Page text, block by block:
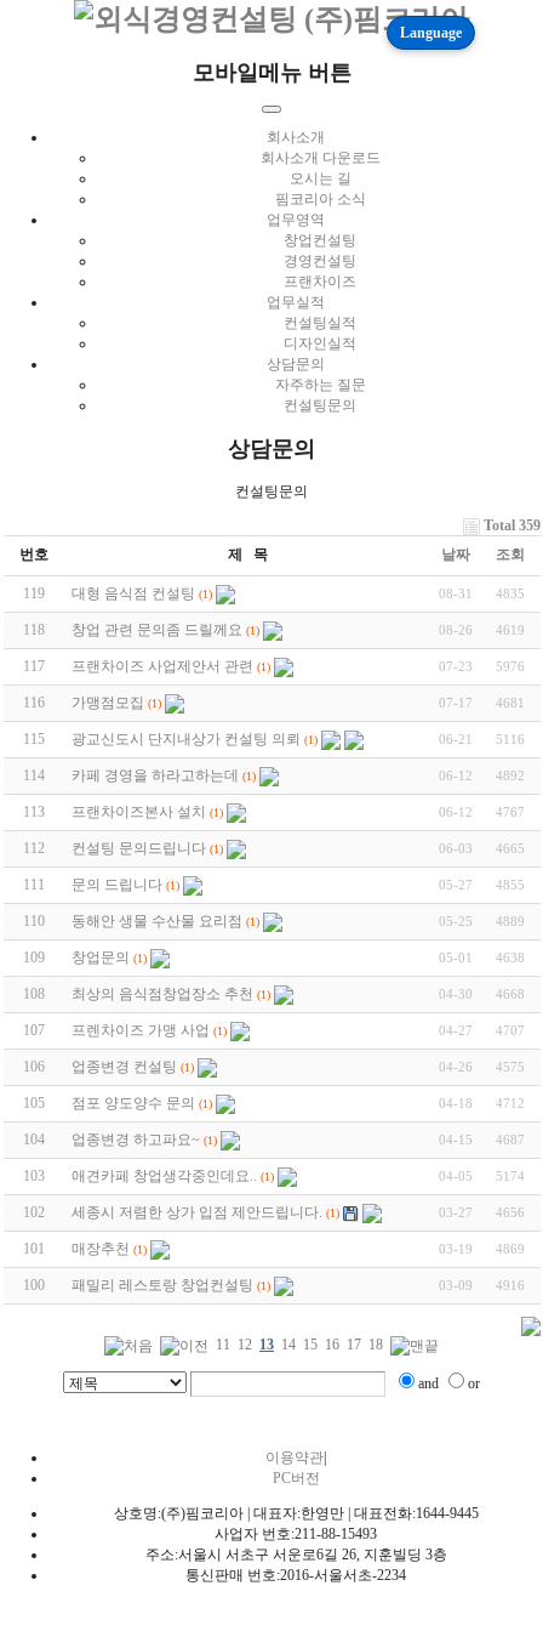
Language
모바일메뉴 버튼
회사소개
회사소개 다운로드
오시는 길
핌코리아 소식
업무영역
창업컨설팅
경영컨설팅
프랜차이즈
업무실적
컨설팅실적
디자인실적
상담문의
자주하는 질문
컨설팅문의
상담문의
컨설팅문의
Total 359
번호
제 목 날짜 조회
119 대형 음식점 컨설팅 (1) 08-31 4835
118 창업 관련 문의좀 드릴께요 (1) 08-26 4619
117 프랜차이즈 사업제안서 관련 (1) 07-23 5976
116 가맹점모집 (1) 07-17 4681
115 광교신도시 단지내상가 컨설팅 의뢰 (1) 06-21 5116
114 카페 경영을 하라고하는데 (1) 06-12 4892
113 프랜차이즈본사 설치 (1) 06-12 4767
112 컨설팅 문의드립니다 (1) 06-03 4665
111 문의 드립니다 (1) 05-27 4855
110 동해안 생물 수산물 요리점 (1) 05-25 4889
109 창업문의 (1) 05-01 4638
108 최상의 음식점창업장소 추천 (1) 04-30 4668
107 프렌차이즈 가맹 사업 (1) 04-27 4707
106 업종변경 컨설팅 (1) 04-26 4575
105 점포 양도양수 문의 (1) 04-18 4712
104 업종변경 하고파요~ (1) 04-15 4687
103 애견카페 창업생각중인데요.. (1) 04-05 5174
102 세종시 저렴한 상가 입점 제안드립니다. (1) 03-27 4656
101 매장추천 (1) 03-19 4869
100 패밀리 레스토랑 창업컨설팅 (1) 03-09 4916
11 12 13 14 15 16 17 18
and or
이용약관|
PC버전
상호명:(주)핌코리아 | 대표자:한영만 | 대표전화:1644-9445
사업자 번호:211-88-15493
주소:서울시 서초구 서운로6길 26, 지훈빌딩 3층
통신판매 번호:2016-서울서초-2234